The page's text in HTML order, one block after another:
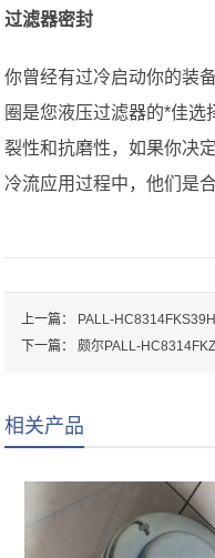
过滤器密封
你曾经有过冷启动你的装
圈是您液压过滤器的*佳
裂性和抗磨性，如果你决
冷流应用过程中，他们是
上一篇：
PALL-
下一篇：颇尔PALL-
相关产品